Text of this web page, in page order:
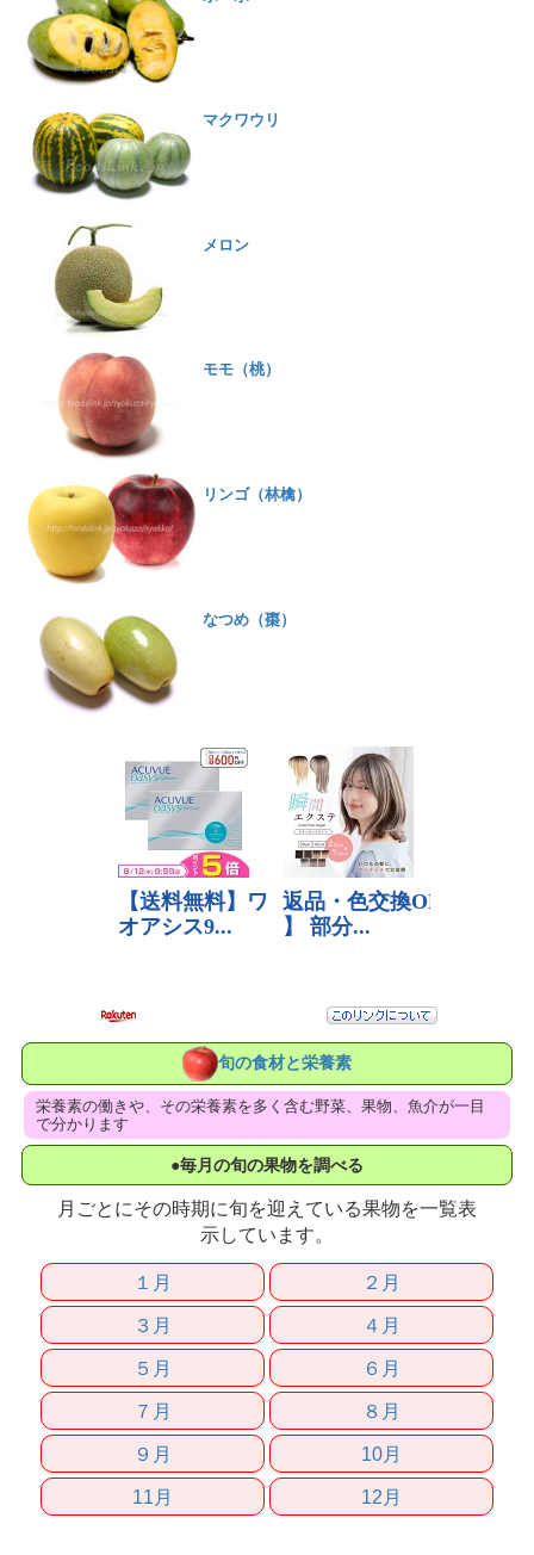
マクワウリ
メロン
モモ（桃）
リンゴ（林檎）
なつめ（棗）
旬の食材と栄養素
栄養素の働きや、その栄養素を多く含む野菜、果物、魚介が一目
で分かります
●毎月の旬の果物を調べる
月ごとにその時期に旬を迎えている果物を一覧表
示しています。
１月
２月
３月
４月
５月
６月
７月
８月
９月
10月
11月
12月